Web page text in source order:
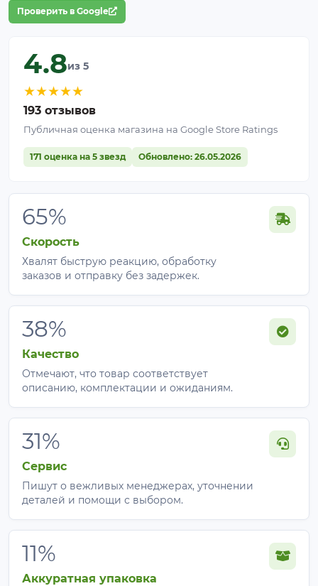
Проверить в Google
4.8из 5
★★★★★
193 отзывов
Публичная оценка магазина на Google Store Ratings
171 оценка на 5 звезд Обновлено: 26.05.2026
65%
Скорость
Хвалят быструю реакцию, обработку
заказов и отправку без задержек.
38%
Качество
Отмечают, что товар соответствует
описанию, комплектации и ожиданиям.
31%
Сервис
Пишут о вежливых менеджерах, уточнении
деталей и помощи с выбором.
11%
Аккуратная упаковка